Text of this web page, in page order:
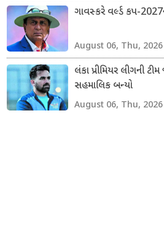
ગાવસ્કરે વર્લ્ડ કપ-
August 06, Thu, 2026
લંકા પ્રીમિયર લીગની
સહમાલિક બન્યો
August 06, Thu, 2026